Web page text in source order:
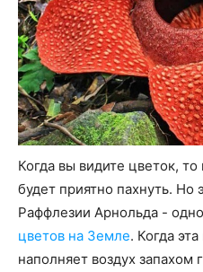
Когда вы видите цветок, то
будет приятно пахнуть. Но
Раффлезии Арнольда -
цветов на Земле. Когда
наполняет воздух